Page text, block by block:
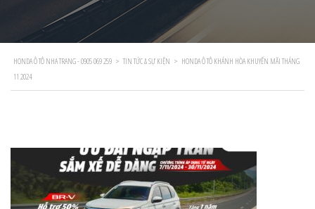
HONDA Ô TÔ NHA TRANG - 0905 069 259 > TIN TỨC & SỰ KIỆN > HONDA Ô TÔ KHÁNH HÒA KHUYẾN MÃI THÁNG
11 2024